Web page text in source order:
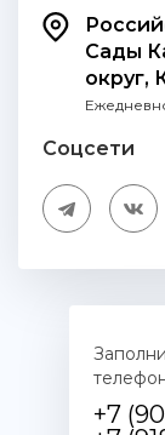
Сады
округ,
Соцсети
+7